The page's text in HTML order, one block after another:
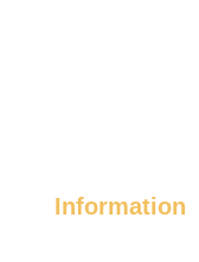
Information